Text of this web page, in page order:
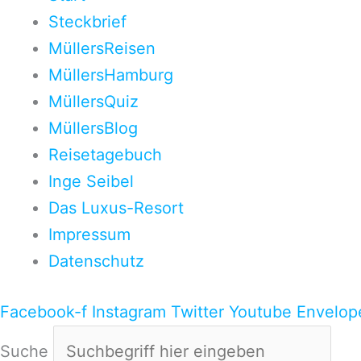
Steckbrief
MüllersReisen
MüllersHamburg
MüllersQuiz
MüllersBlog
Reisetagebuch
Inge Seibel
Das Luxus-Resort
Impressum
Datenschutz
Facebook-f Instagram Twitter Youtube
Suche